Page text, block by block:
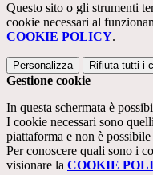
Questo sito o gli strumenti
cookie necessari al
COOKIE POLICY.
Personalizza Rifiuta tutti i
Gestione cookie
In questa schermata è
I cookie necessari sono
piattaforma e non è
Per conoscere quali sono i
visionare la COOKIE